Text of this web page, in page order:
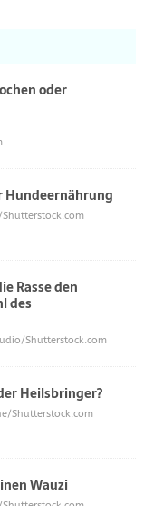
oder
Hundeernährung
Rasse den
des
Shutterstock.com
Heilsbringer?
Shutterstock.com
Wauzi